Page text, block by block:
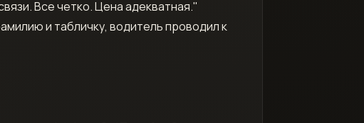
Все четко. Цена адекватная."
и табличку, водитель проводил к